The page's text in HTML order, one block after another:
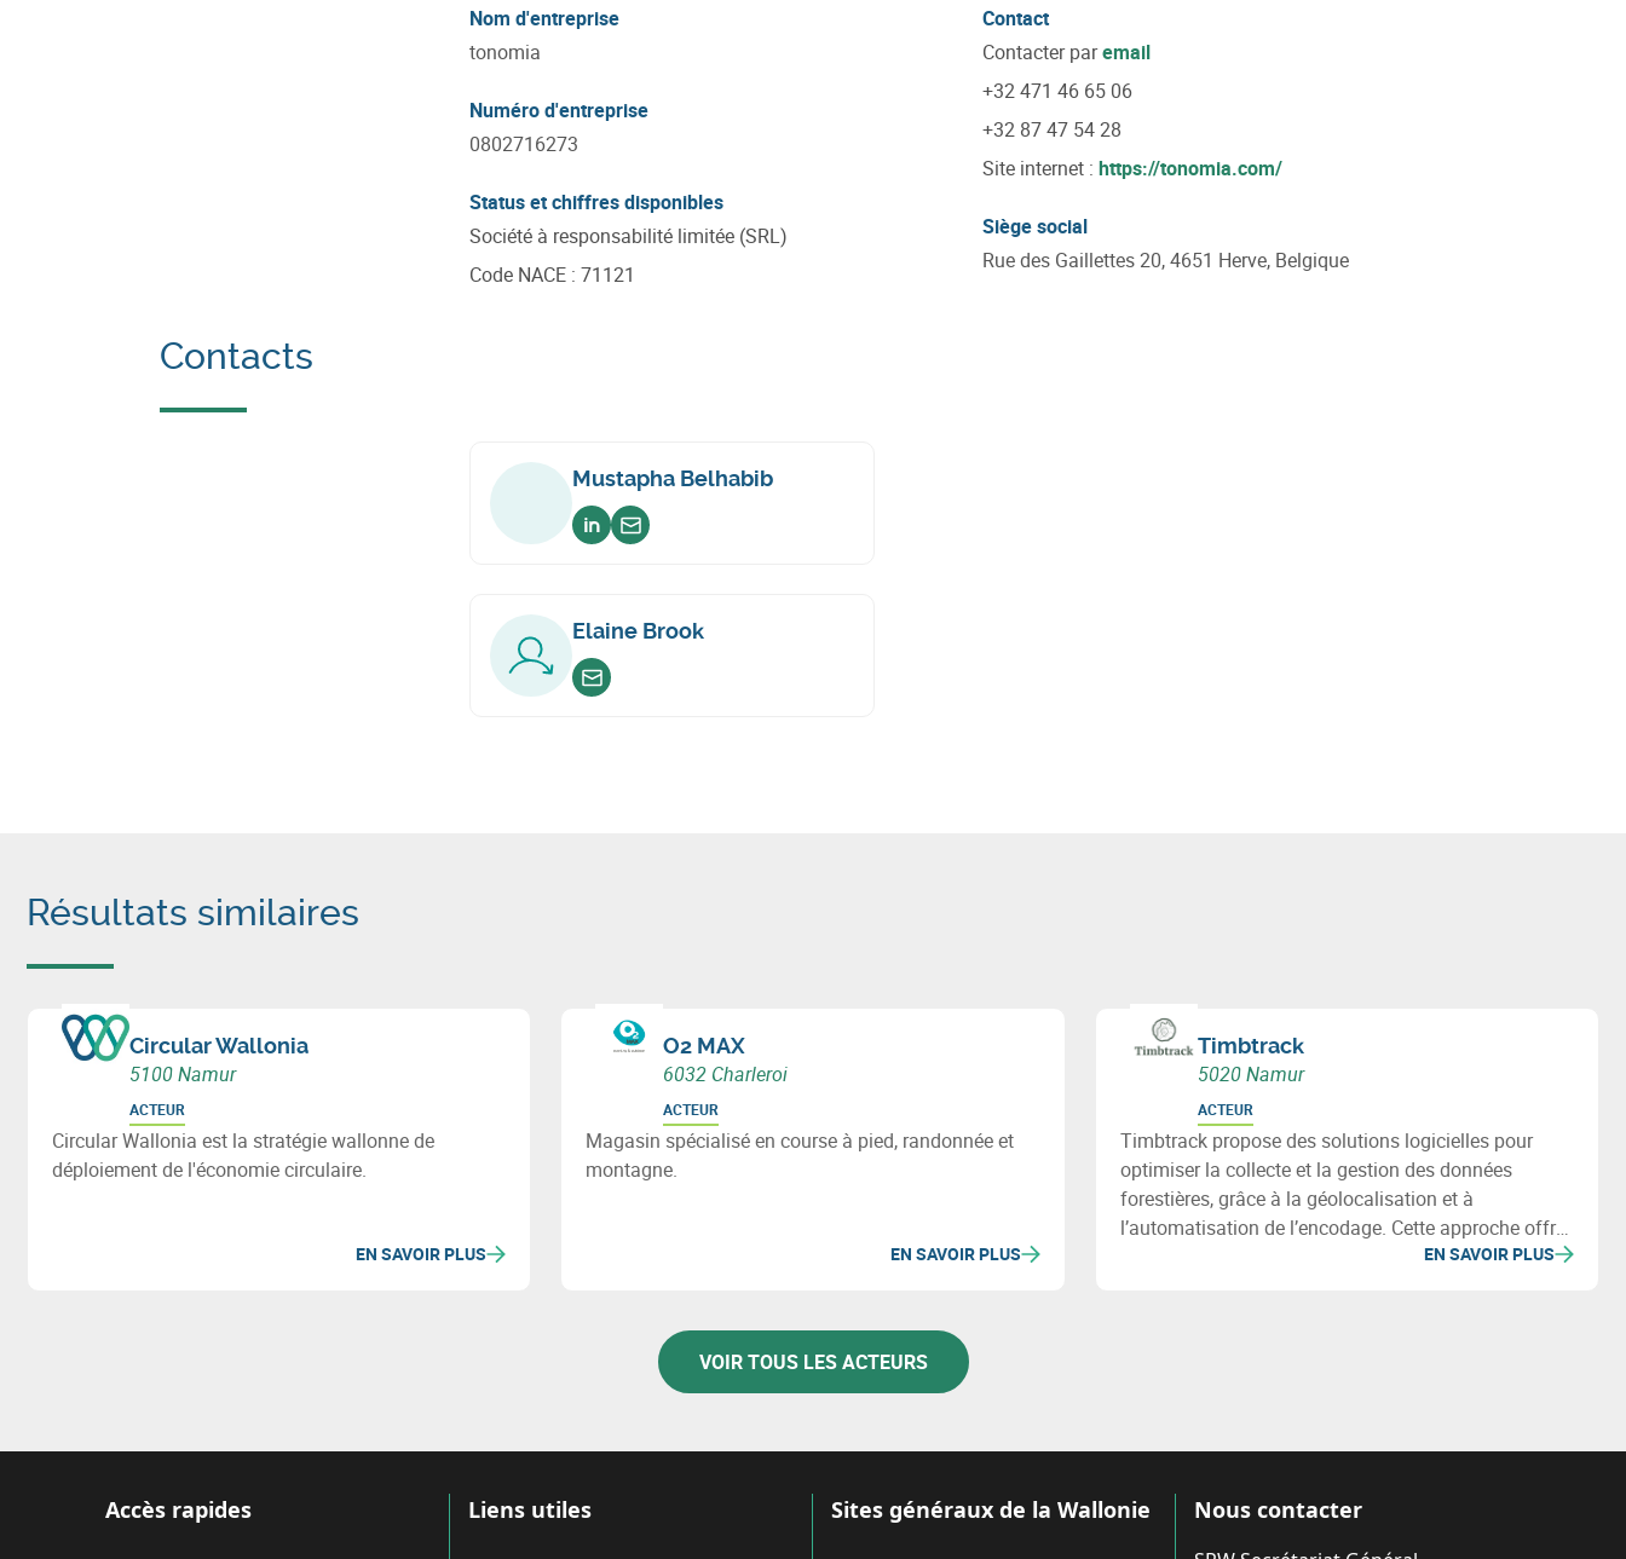
Nom d'entreprise
tonomia
Numéro d'entreprise
0802716273
Status et chiffres disponibles
Société à responsabilité limitée (SRL)
Code NACE : 71121
Contact
Contacter paremail
+32 471 46 65 06
+32 87 47 54 28
Site internet : https://tonomia.com/
Siège social
Rue des Gaillettes 20, 4651 Herve, Belgique
Contacts
Mustapha Belhabib
Voir sur linkedin
Envoyer un email
Elaine Brook
Envoyer un email
Résultats similaires
Circular Wallonia
5100 Namur
ACTEUR
Circular Wallonia est la stratégie wallonne de
déploiement de l'économie circulaire.
EN SAVOIR PLUS
O2 MAX
6032 Charleroi
ACTEUR
Magasin spécialisé en course à pied, randonnée et
montagne.
EN SAVOIR PLUS
Timbtrack
5020 Namur
ACTEUR
Timbtrack propose des solutions logicielles pour
optimiser la collecte et la gestion des données
forestières, grâce à la géolocalisation et à
l’automatisation de l’encodage. Cette approche offre
une vue d’ensemble des actifs forestiers et facilite la
EN SAVOIR PLUS
VOIR TOUS LES ACTEURS
Accès rapides Liens utiles Sites généraux de la Wallonie Nous contacter